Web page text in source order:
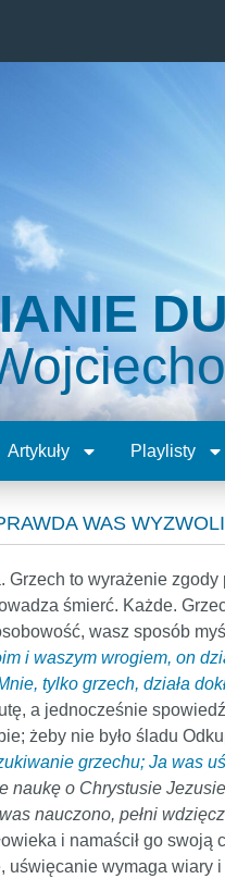
Artykuły Playlisty
WAS
Grzech to wyrażenie
śmierć. Każde.
wasz sposób
i waszym wrogiem, on
tylko grzech, działa
a jednocześnie
żeby nie było śladu
grzechu; Ja was
naukę o Chrystusie
nauczono, pełni
i namaścił go
uświęcanie wymaga